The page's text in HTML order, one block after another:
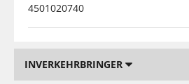
4501020740
INVERKEHRBRINGER